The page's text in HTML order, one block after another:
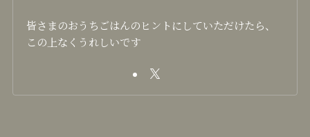
皆さまのおうちごはんのヒントにしていただけたら、
この上なくうれしいです